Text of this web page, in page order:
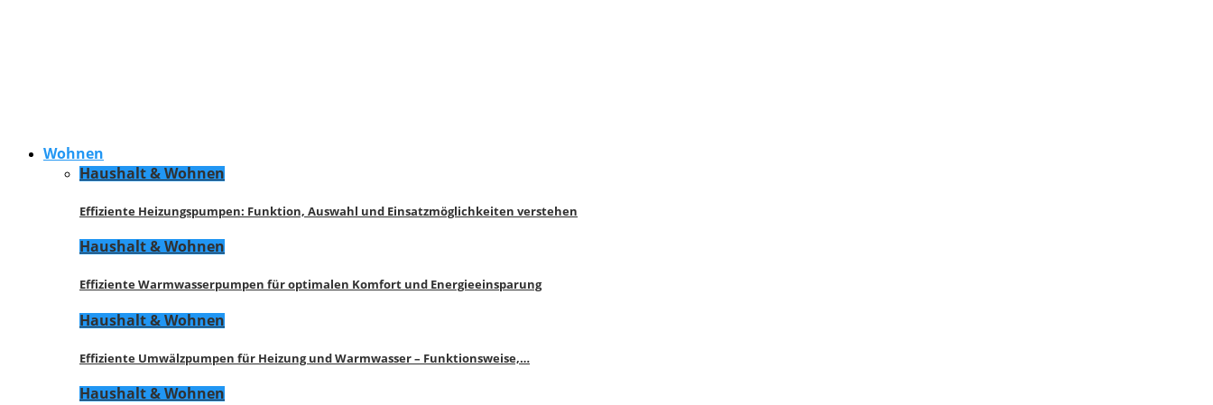
Wohnen
Haushalt & Wohnen
Effiziente Heizungspumpen: Funktion, Auswahl und Einsatzmöglichkeiten verstehen
Haushalt & Wohnen
Effiziente Warmwasserpumpen für optimalen Komfort und Energieeinsparung
Haushalt & Wohnen
Effiziente Umwälzpumpen für Heizung und Warmwasser – Funktionsweise,…
Haushalt & Wohnen